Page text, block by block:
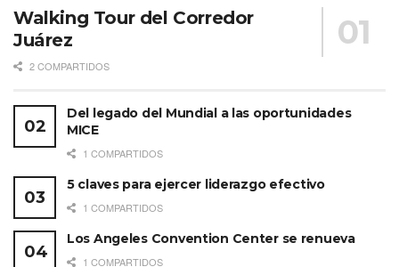
Walking Tour del Corredor
Juárez
2 COMPARTIDOS
Del legado del Mundial a las oportunidades
MICE
1 COMPARTIDOS
5 claves para ejercer liderazgo efectivo
1 COMPARTIDOS
Los Angeles Convention Center se renueva
1 COMPARTIDOS